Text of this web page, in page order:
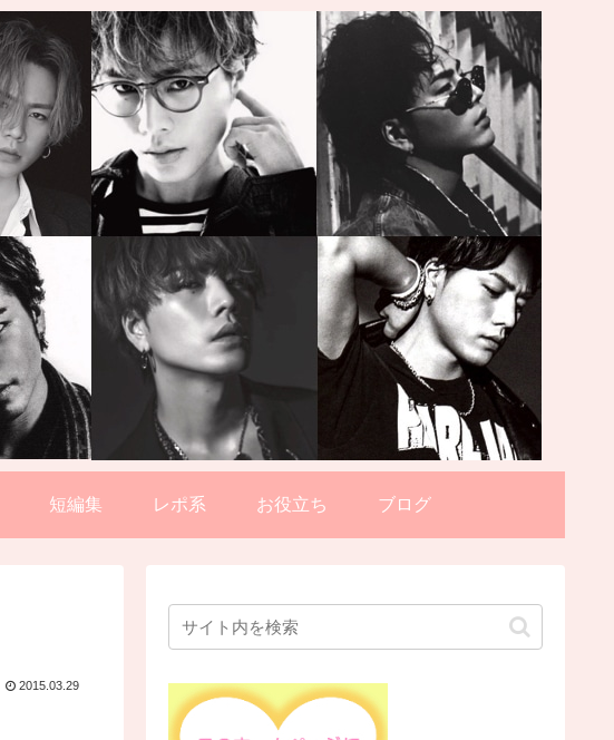
短編集 レポ系 お役立ち ブログ
2015.03.29